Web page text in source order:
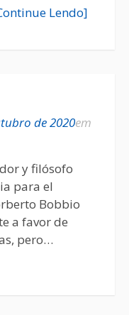
Lendo]
de 2020em
y filósofo
para el
Bobbio
a favor de
pero…